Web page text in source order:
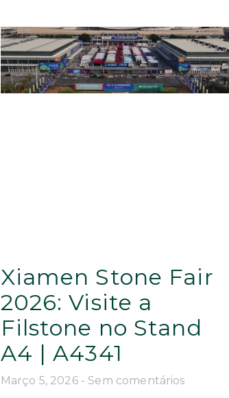
Xiamen Stone Fair
2026: Visite a
Filstone no Stand
A4 | A4341
Março 5, 2026 Sem comentários